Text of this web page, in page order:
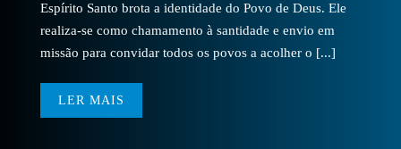
Espírito Santo brota a identidade do Povo de Deus. Ele
realiza-se como chamamento à santidade e envio em
missão para convidar todos os povos a acolher o [...]
LER MAIS